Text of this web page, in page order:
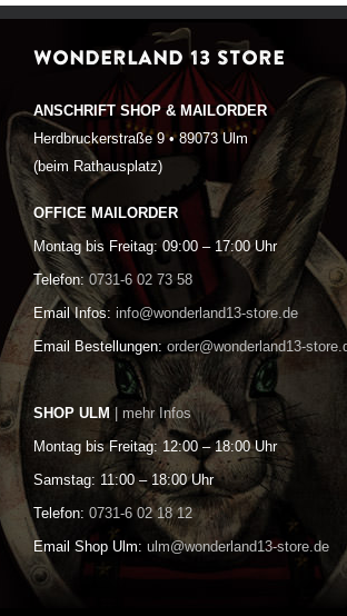
WONDERLAND 13 STORE
ANSCHRIFT SHOP & MAILORDER
Herdbruckerstraße 9 • 89073 Ulm
(beim Rathausplatz)
OFFICE MAILORDER
Montag bis Freitag: 09:00 – 17:00 Uhr
Telefon: 0731-6 02 73 58
Email Infos: info@wonderland13-store.de
Email Bestellungen: order@wonderland13-
SHOP ULM | mehr Infos
Montag bis Freitag: 12:00 – 18:00 Uhr
Samstag: 11:00 – 18:00 Uhr
Telefon: 0731-6 02 18 12
Email Shop Ulm: ulm@wonderland13-store.de